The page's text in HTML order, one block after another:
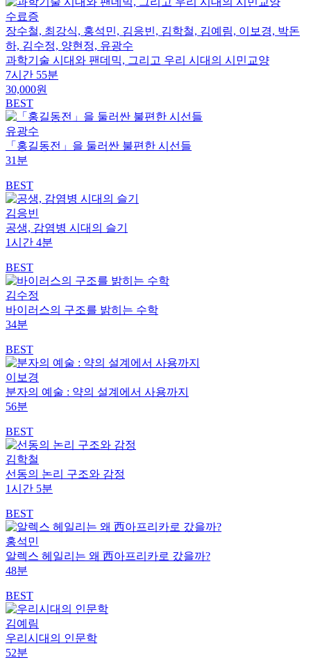
수료증
장수철, 최강식, 홍석민, 김응빈, 김학철, 김예림, 이보경, 박돈
하, 김수정, 양현정, 유광수
과학기술 시대와 팬데믹, 그리고 우리 시대의 시민교양
7시간 55분
30,000원
BEST
유광수
「홍길동전」을 둘러싼 불편한 시선들
31분
BEST
김응빈
공생, 감염병 시대의 슬기
1시간 4분
BEST
김수정
바이러스의 구조를 밝히는 수학
34분
BEST
이보경
분자의 예술 : 약의 설계에서 사용까지
56분
BEST
김학철
선동의 논리 구조와 감정
1시간 5분
BEST
홍석민
알렉스 헤일리는 왜 西아프리카로 갔을까?
48분
BEST
김예림
우리시대의 인문학
52분